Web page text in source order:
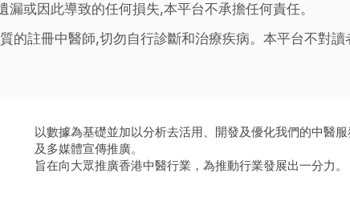
或因此導致的任何損失,本平台不承擔任何責任。
註冊中醫師,切勿自行診斷和治療疾病。本平台不對
以數據為基礎並加以分析去活用、開發及優化我們的中醫
及多媒體宣傳推廣。
旨在向大眾推廣香港中醫行業，為推動行業發展出一分力。